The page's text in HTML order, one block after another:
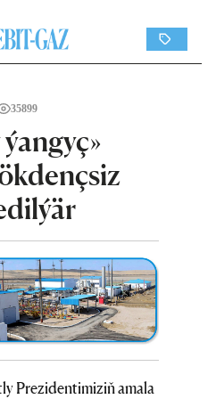
35899
Prezidentimiziň amala